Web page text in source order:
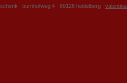
| burnhofweg 4 · 69126 heidelberg |